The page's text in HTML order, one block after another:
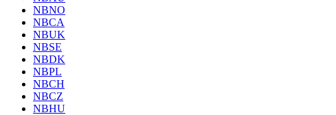
NBNO
NBCA
NBUK
NBSE
NBDK
NBPL
NBCH
NBCZ
NBHU